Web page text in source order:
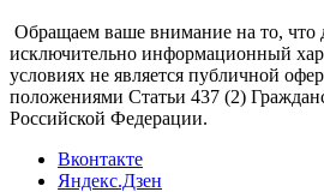
Обращаем ваше внимание на то, что
исключительно информационный
условиях не является публичной
положениями Статьи 437 (2)
Российской Федерации.
Вконтакте
Яндекс.Дзен